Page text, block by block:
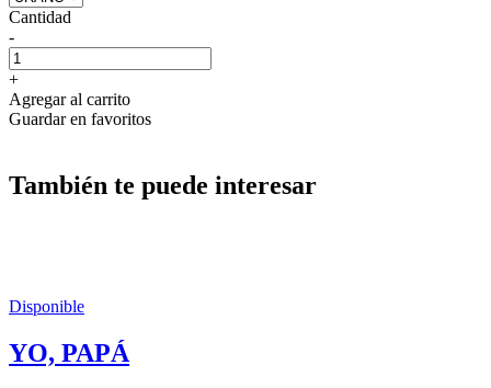
Cantidad
-
+
Agregar al carrito
Guardar en favoritos
También te puede interesar
Disponible
YO, PAPÁ